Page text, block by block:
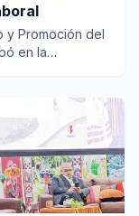
y Promoción del
en la